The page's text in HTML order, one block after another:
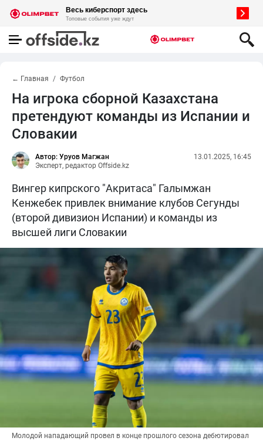
← Главная Футбол
На игрока сборной Казахстана
претендуют команды из Испании и
Словакии
Автор: Уруов Магжан
Эксперт, редактор Offside.kz
13.01.2025, 16:45
Вингер кипрского "Акритаса" Галымжан
Кенжебек привлек внимание клубов Сегунды
(второй дивизион Испании) и команды из
высшей лиги Словакии
Молодой нападающий провел в конце прошлого сезона дебютировал